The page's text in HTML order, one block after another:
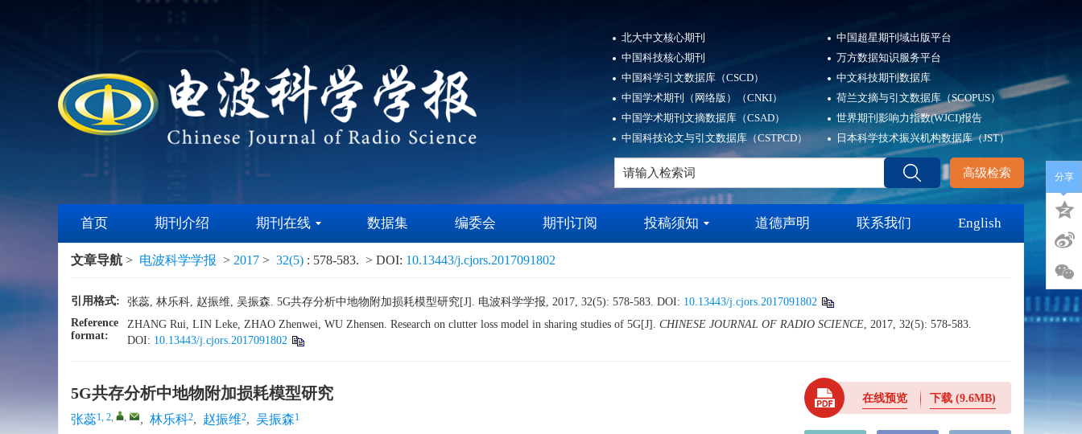
北大中文核心期刊
中国科技核心期刊
中国科学引文数据库（CSCD）
中国学术期刊（网络版）（CNKI）
中国学术期刊文摘数据库（CSAD）
中国科技论文与引文数据库（CSTPCD）
中国超星期刊域出版平台
万方数据知识服务平台
中文科技期刊数据库
荷兰文摘与引文数据库（SCOPUS）
世界期刊影响力指数(WJCI)报告
日本科学技术振兴机构数据库（JST）
高级检索
首页 期刊介绍 期刊在线 数据集 编委会 期刊订阅 投稿须知 道德声明 联系我们 English
文章导航 > 电波科学学报 > 2017 > 32(5) : 578-583. > DOI: 10.13443/j.cjors.2017091802
引用格式: 张蕊, 林乐科, 赵振维, 吴振森. 5G共存分析中地物附加损耗模型研究[J]. 电波科学学报, 2017, 32(5): 578-583. DOI: 10.13443/j.cjors.2017091802
Reference
format:
ZHANG Rui, LIN Leke, ZHAO Zhenwei, WU Zhensen. Research on clutter loss model in sharing studies of 5G[J]. CHINESE JOURNAL OF RADIO SCIENCE, 2017, 32(5): 578-583.
DOI: 10.13443/j.cjors.2017091802
5G共存分析中地物附加损耗模型研究
张蕊1, 2, , , 林乐科2, 赵振维2, 吴振森1
在线预览 下载(9.6MB)
分享